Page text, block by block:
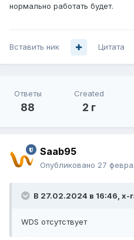
нормально работать будет.
Вставить ник Цитата
Ответы
88
Created
2 г
Saab95
Опубликовано 27
В 27.02.2024 в 16:46, x-
WDS отсутствует